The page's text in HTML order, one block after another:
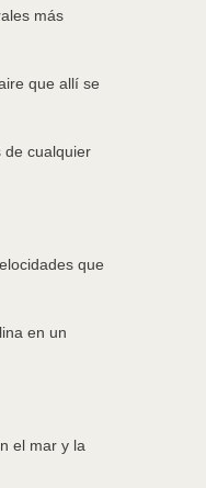
más
que allí se
de cualquier
que
en un
el mar y la